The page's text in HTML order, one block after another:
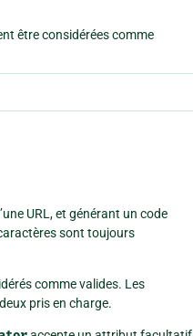
être considérées comme
URL, et générant un code
sont toujours
comme valides. Les
pris en charge.